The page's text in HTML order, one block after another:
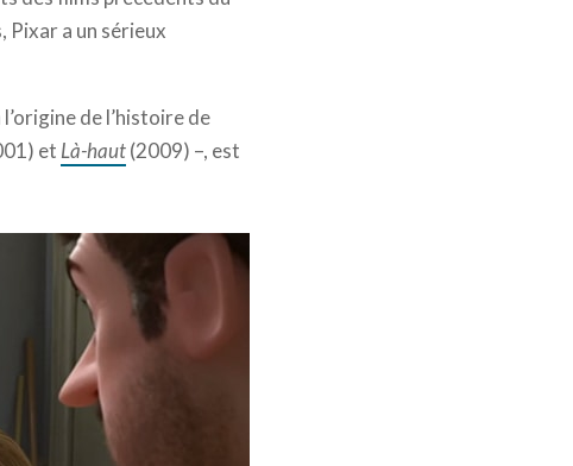
Pixar a un sérieux
de l’histoire de
et Là-haut(2009) –, est